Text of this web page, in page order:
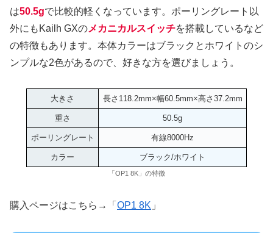
は50.5gで比較的軽くなっています。ポーリングレート以
外にもKailh GXのメカニカルスイッチを搭載しているなど
の特徴もあります。本体カラーはブラックとホワイトのシ
ンプルな2色があるので、好きな方を選びましょう。
大きさ 長さ118.2mm×幅60.5mm×高さ37.2mm
重さ 50.5g
ポーリングレート 有線8000Hz
カラー ブラック/ホワイト
「OP1 8K」の特徴
購入ページはこちら→「 OP1 8K 」